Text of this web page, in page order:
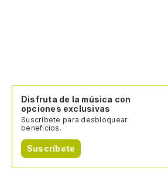
Disfruta de la música con
opciones exclusivas
Suscríbete para desbloquear
beneficios.
Suscríbete